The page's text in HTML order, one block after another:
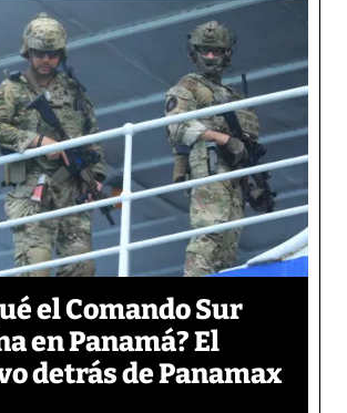
el Comando Sur
en Panamá? El
detrás de Panamax